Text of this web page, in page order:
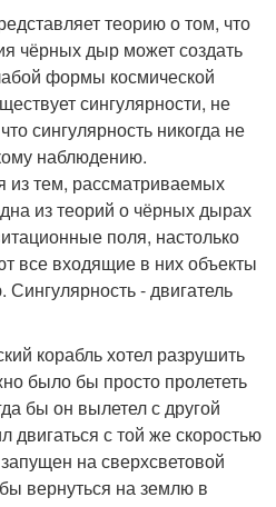
теорию о том, что
чёрных дыр может создать
формы космической
сингулярности, не
сингулярность никогда не
наблюдению.
из тем, рассматриваемых
из теорий о чёрных дырах
поля, настолько
все входящие в них объекты
Сингулярность - двигатель
корабль хотел разрушить
было бы просто пролететь
бы он вылетел с другой
с той же скоростью
на сверхсветовой
вернуться на землю в